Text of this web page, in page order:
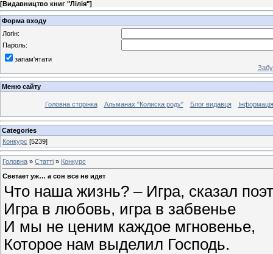
[Видавництво книг "Лілія"]
Форма входу
Логін:
Пароль:
запам'ятати
Меню сайту
Головна сторінка Альманах "Колиска роду" Блог видавця Інформація
Categories
Конкурс [5239]
Головна » Статті » Конкурс
Светает уж… а сон все не идет
Что наша жизнь? – Игра, сказал поэт
Игра в любовь, игра в забвенье
И мы не ценим каждое мгновенье,
Которое нам выделил Господь.